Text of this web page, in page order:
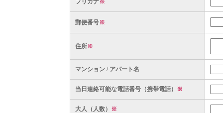
フリガナ※
郵便番号※
住所※
マンション / アパート名
当日連絡可能な電話番号（携帯電話） ※
大人（人数） ※